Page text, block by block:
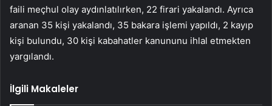
faili meçhul olay aydınlatılırken, 22 firari yakalandı. Ayrıca
aranan 35 kişi yakalandı, 35 bakara işlemi yapıldı, 2 kayıp
kişi bulundu, 30 kişi kabahatler kanununu ihlal etmekten
yargılandı.
İlgili Makaleler